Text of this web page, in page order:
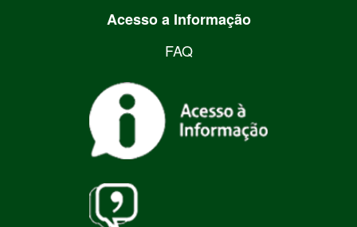
Acesso a Informação
FAQ